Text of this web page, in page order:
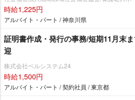
時給1,225円
アルバイト・パート / 神奈川県
証明書作成・発行の事務/短期11月末
迎
株式会社ベルシステム24
時給1,500円
アルバイト・パート / 契約社員 / 東京都